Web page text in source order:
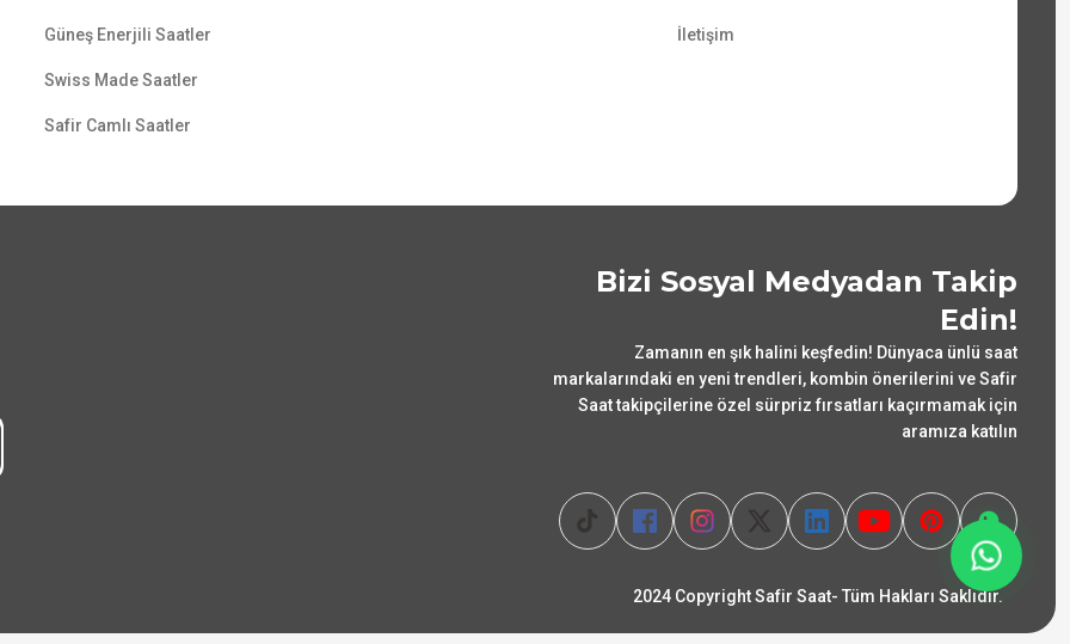
Güneş Enerjili Saatler
Swiss Made Saatler
Safir Camlı Saatler
İletişim
Bizi Sosyal Medyadan Takip
Edin!
Zamanın en şık halini keşfedin! Dünyaca ünlü saat
markalarındaki en yeni trendleri, kombin önerilerini ve Safir
Saat takipçilerine özel sürpriz fırsatları kaçırmamak için
aramıza katılın
2024 Copyright Safir Saat- Tüm Hakları Saklıdır.